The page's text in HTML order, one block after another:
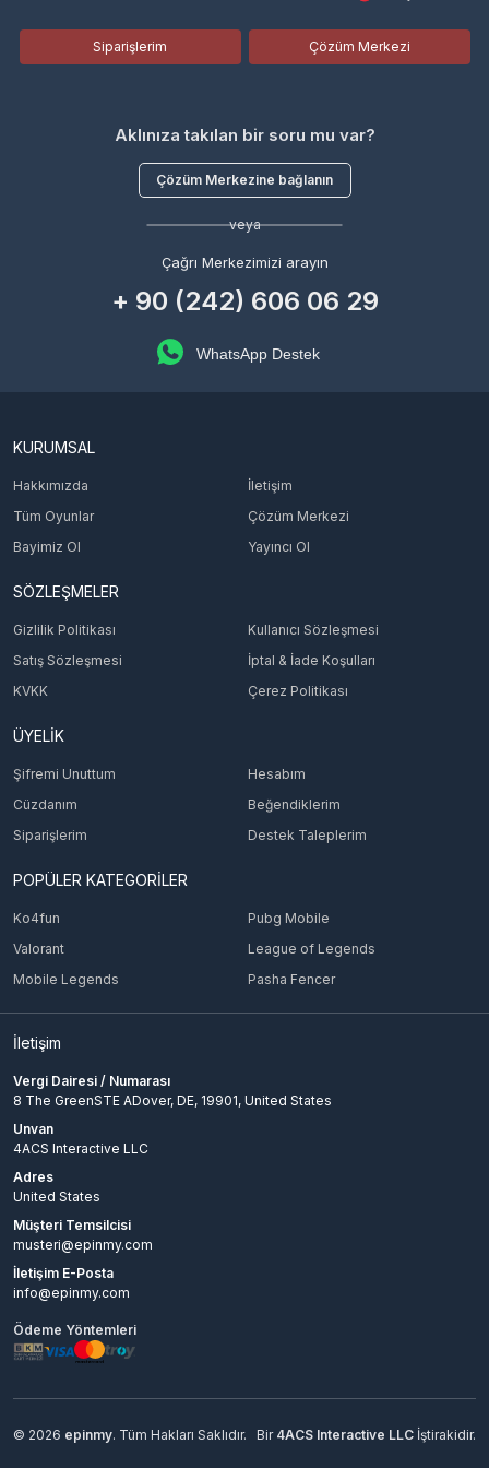
Siparişlerim Çözüm Merkezi
Aklınıza takılan bir soru mu var?
Çözüm Merkezine bağlanın
veya
Çağrı Merkezimizi arayın
+ 90 (242) 606 06 29
WhatsApp Destek
KURUMSAL
Hakkımızda
İletişim
Tüm Oyunlar
Çözüm Merkezi
Bayimiz Ol
Yayıncı Ol
SÖZLEŞMELER
Gizlilik Politikası
Kullanıcı Sözleşmesi
Satış Sözleşmesi
İptal & İade Koşulları
KVKK
Çerez Politikası
ÜYELİK
Şifremi Unuttum
Hesabım
Cüzdanım
Beğendiklerim
Siparişlerim
Destek Taleplerim
POPÜLER KATEGORİLER
Ko4fun
Pubg Mobile
Valorant
League of Legends
Mobile Legends
Pasha Fencer
İletişim
Vergi Dairesi / Numarası
8 The GreenSTE ADover, DE, 19901, United States
Unvan
4ACS Interactive LLC
Adres
United States
Müşteri Temsilcisi
musteri@epinmy.com
İletişim E-Posta
info@epinmy.com
Ödeme Yöntemleri
© 2026 epinmy. Tüm Hakları Saklıdır. Bir 4ACS Interactive LLC İştirakidir.